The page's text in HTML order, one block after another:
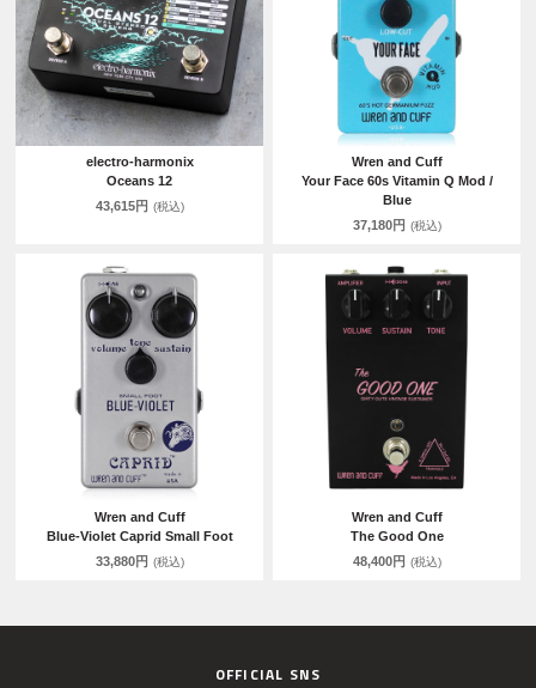
electro-harmonix
Oceans 12
43,615円 (税込)
Wren and Cuff
Your Face 60s Vitamin Q Mod /
Blue
37,180円 (税込)
Wren and Cuff
Blue-Violet Caprid Small Foot
33,880円 (税込)
Wren and Cuff
The Good One
48,400円 (税込)
OFFICIAL SNS